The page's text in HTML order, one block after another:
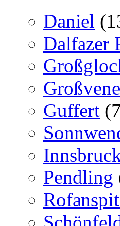
Daniel
Dalfazer
Guffert
Pendling